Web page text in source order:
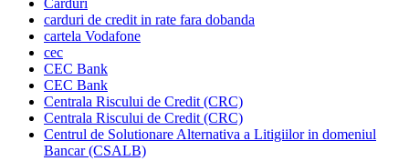
Carduri
carduri de credit in rate fara dobanda
cartela Vodafone
cec
CEC Bank
CEC Bank
Centrala Riscului de Credit (CRC)
Centrala Riscului de Credit (CRC)
Centrul de Solutionare Alternativa a Litigiilor in domeniul
Bancar (CSALB)